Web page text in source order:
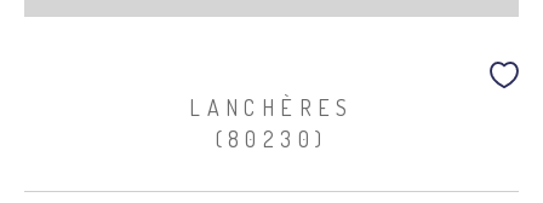
LANCHÈRES
(80230)